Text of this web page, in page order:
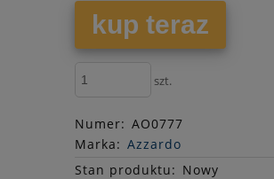
kup teraz
szt.
Numer: AO0777
Marka: Azzardo
Stan produktu: Nowy